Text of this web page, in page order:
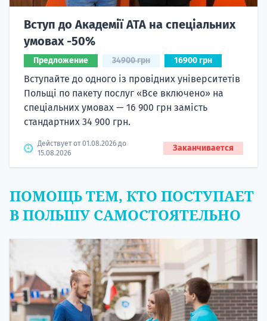
Вступ до Академії ATA на спеціальних
умовах -50%
Предложение 34900 грн 16900 грн
Вступайте до одного із провідних університетів
Польщі по пакету послуг «Все включено» на
спеціальних умовах — 16 900 грн замість
стандартних 34 900 грн.
Действует от 01.08.2026 до
15.08.2026
Заканчивается
ПОМОЩЬ ТЕМ, КТО ПОСТУПАЕТ
В ПОЛЬШУ САМОСТОЯТЕЛЬНО